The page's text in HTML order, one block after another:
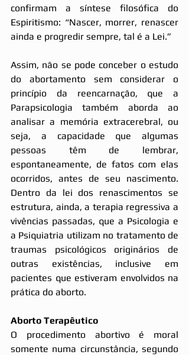
confirmam a síntese filosófica do
Espiritismo: “Nascer, morrer, renascer
ainda e progredir sempre, tal é a Lei.”
Assim, não se pode conceber o estudo
do abortamento sem considerar o
princípio da reencarnação, que a
Parapsicologia também aborda ao
analisar a memória extracerebral, ou
seja, a capacidade que algumas
pessoas têm de lembrar,
espontaneamente, de fatos com elas
ocorridos, antes de seu nascimento.
Dentro da lei dos renascimentos se
estrutura, ainda, a terapia regressiva a
vivências passadas, que a Psicologia e
a Psiquiatria utilizam no tratamento de
traumas psicológicos originários de
outras existências, inclusive em
pacientes que estiveram envolvidos na
prática do aborto.
Aborto Terapêutico
O procedimento abortivo é moral
somente numa circunstância, segundo